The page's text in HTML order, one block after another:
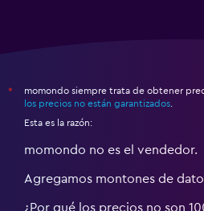
*
momondo siempre trata de obtener
los precios no están garantizados
Esta es la razón:
momondo no es el vendedor.
Agregamos montones de
¿Por qué los precios no son